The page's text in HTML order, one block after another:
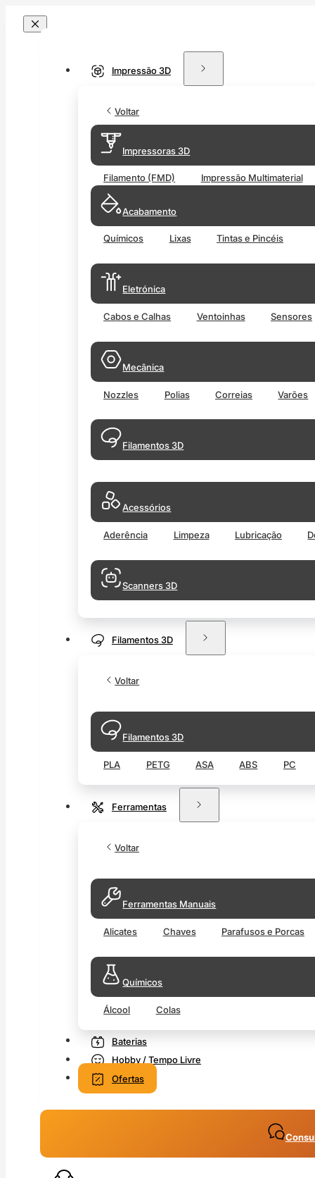
Impressão 3D
Voltar
Impressoras 3D
Filamento (FMD) Impressão Multimaterial
Acabamento
Químicos Lixas Tintas e Pincéis
Eletrónica
Cabos e Calhas Ventoinhas Sensores
Mecânica
Nozzles Polias Correias Varões
Filamentos 3D
Acessórios
Aderência Limpeza Lubricação
Scanners 3D
Filamentos 3D
Voltar
Filamentos 3D
PLA PETG ASA ABS PC
Ferramentas
Voltar
Ferramentas Manuais
Alicates Chaves Parafusos e Porcas
Químicos
Álcool Colas
Baterias
Hobby / Tempo Livre
Ofertas